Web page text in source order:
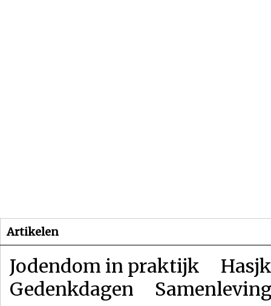
Artikelen
Jodendom in praktijk
Gedenkdagen